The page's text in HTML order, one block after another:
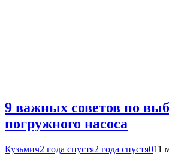
9 важных советов по
погружного насоса
Кузьмич2 года спустя2 года спустя011